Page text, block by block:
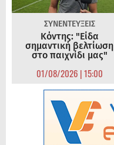
ΣΥΝΕΝΤΕΥΞΕΙΣ
Κόντης: "Είδα
σημαντική βελτίωση
στο παιχνίδι μας"
01/08/2026 | 15:00